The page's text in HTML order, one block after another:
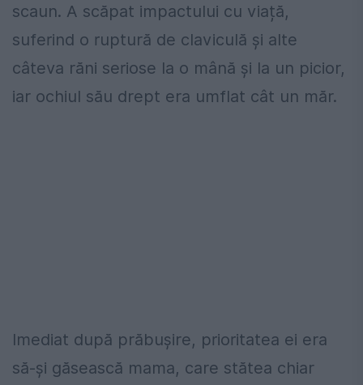
scaun. A scăpat impactului cu viață,
suferind o ruptură de claviculă și alte
câteva răni seriose la o mână și la un picior,
iar ochiul său drept era umflat cât un măr.
Imediat după prăbușire, prioritatea ei era
să-și găsească mama, care stătea chiar